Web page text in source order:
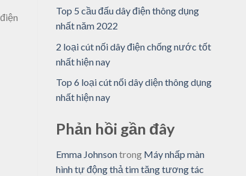
Top 5 cầu đấu dây điện thông dụng
nhất năm 2022
2 loại cút nối dây điện chống nước tốt
nhất hiện nay
Top 6 loại cút nối dây diện thông dụng
nhất hiện nay
Phản hồi gần đây
Emma Johnsontrong Máy nhấp màn
hình tự động thả tim tăng tương tác